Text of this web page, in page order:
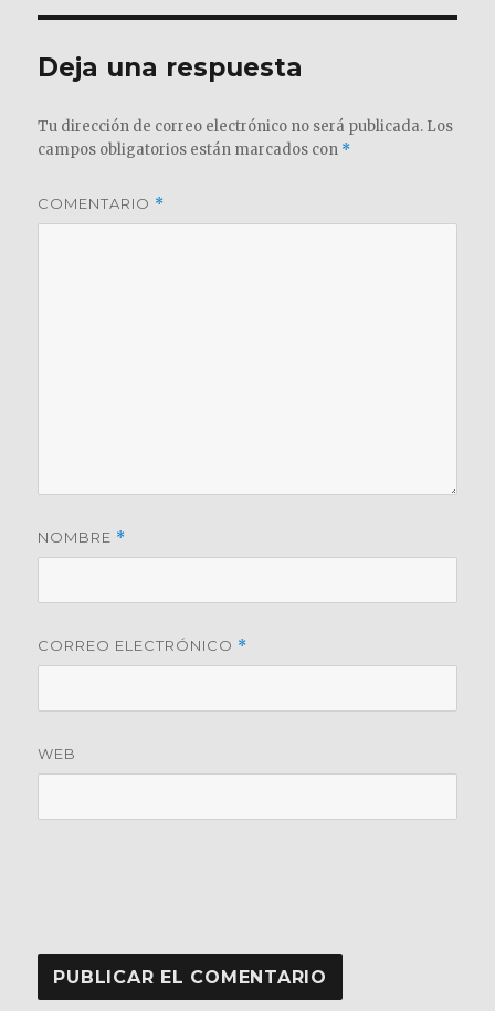
Deja una respuesta
Tu dirección de correo electrónico no será publicada. Los
campos obligatorios están marcados con *
COMENTARIO *
NOMBRE *
CORREO ELECTRÓNICO *
WEB